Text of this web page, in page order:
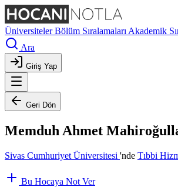
ÜniversitelerBölüm Sıralamaları Akademik
Ara
Giriş Yap
Geri Dön
Memduh Ahmet
Sivas Cumhuriyet Üniversitesi 'nde Tıbbi
Bu Hocaya Not Ver